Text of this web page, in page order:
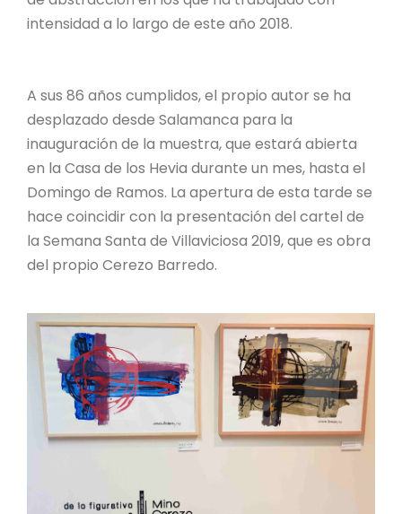
intensidad a lo largo de este año 2018.
A sus 86 años cumplidos, el propio autor se ha
desplazado desde Salamanca para la
inauguración de la muestra, que estará abierta
en la Casa de los Hevia durante un mes, hasta el
Domingo de Ramos. La apertura de esta tarde se
hace coincidir con la presentación del cartel de
la Semana Santa de Villaviciosa 2019, que es obra
del propio Cerezo Barredo.